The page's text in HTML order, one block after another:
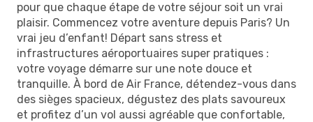
pour que chaque étape de votre séjour soit un vrai
plaisir. Commencez votre aventure depuis Paris? Un
vrai jeu d’enfant! Départ sans stress et
infrastructures aéroportuaires super pratiques :
votre voyage démarre sur une note douce et
tranquille. À bord de Air France, détendez-vous dans
des sièges spacieux, dégustez des plats savoureux
et profitez d’un vol aussi agréable que confortable,